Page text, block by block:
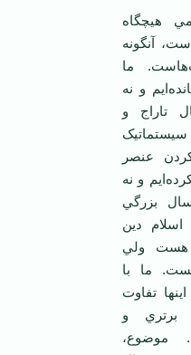
هيچگاه
آنگونه
ما
و نه
تاراج و
سيستماتيک
عنصر
و نه
بزرگي
دين
هست ولي
ما با
تفاوت
برتري و
موضوع،